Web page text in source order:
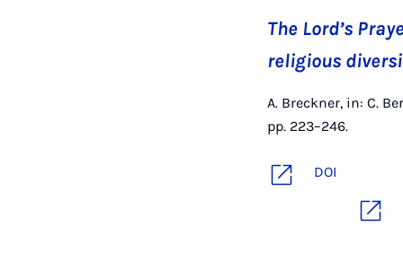
The Lord’s
religious
A. Breckner, in: C.
pp. 223–246.
DOI